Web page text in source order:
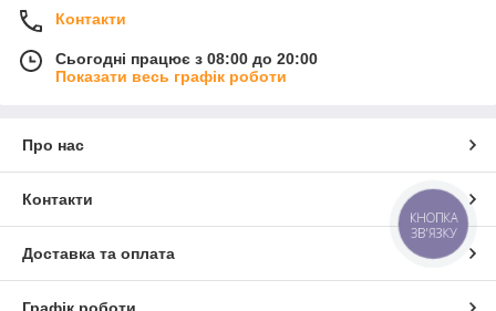
Контакти
Сьогодні працює з 08:00 до 20:00
Показати весь графік роботи
Про нас
Контакти
Доставка та оплата
КНОПКА
ЗВ'ЯЗКУ